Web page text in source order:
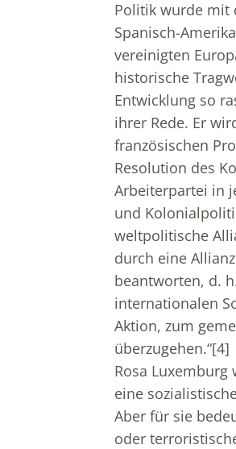
Politik wurde mit
Spanisch-
vereinigten
historische
Entwicklung so
ihrer Rede. Er
französischen
Resolution des
Arbeiterpartei in
und
weltpolitische
durch eine
beantworten, d.
internationalen
Aktion, zum
überzugehen.“[4]
Rosa
eine
Aber für sie
oder